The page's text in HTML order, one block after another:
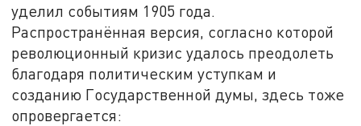
уделил событиям 1905 года.
Распространённая версия, согласно которой
революционный кризис удалось преодолеть
благодаря политическим уступкам и
созданию Государственной думы, здесь тоже
опровергается: